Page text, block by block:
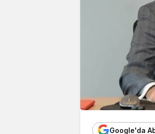
Google'da